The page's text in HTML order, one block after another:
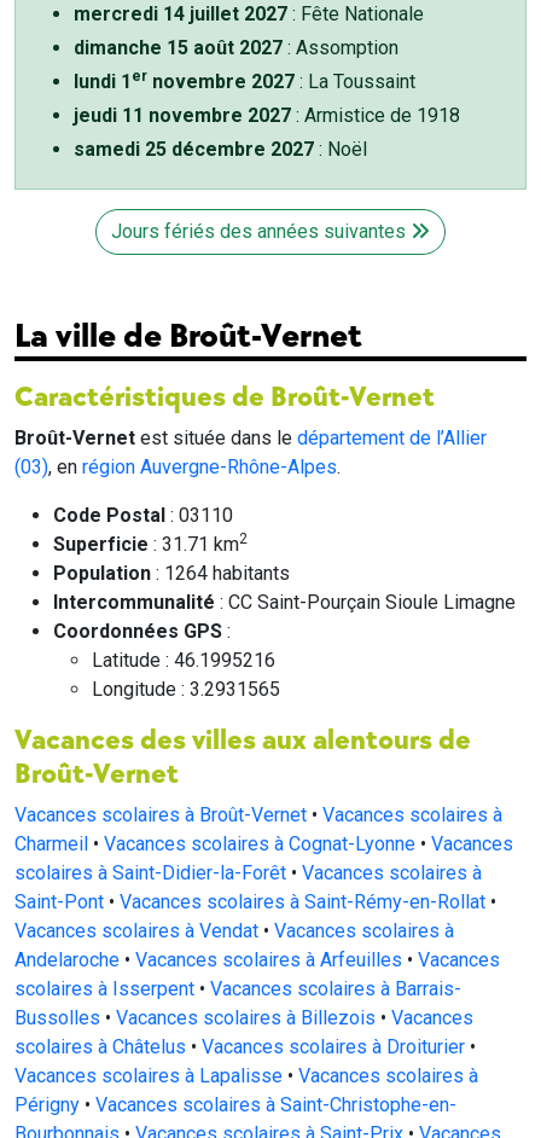
mercredi 14 juillet 2027 : Fête Nationale
dimanche 15 août 2027 : Assomption
lundi 1 er novembre 2027 : La Toussaint
jeudi 11 novembre 2027 : Armistice de 1918
samedi 25 décembre 2027 : Noël
Jours fériés des années suivantes
La ville de Broût-Vernet
Caractéristiques de Broût-Vernet
Broût-Vernet est située dans le département de l’Allier
(03), en région Auvergne-Rhône-Alpes.
Code Postal : 03110
Superficie : 31.71 km2
Population : 1264 habitants
Intercommunalité : CC Saint-Pourçain Sioule Limagne
Coordonnées GPS :
Latitude : 46.1995216
Longitude : 3.2931565
Vacances des villes aux alentours de
Broût-Vernet
Vacances scolaires à Broût-Vernet • Vacances scolaires à
Charmeil • Vacances scolaires à Cognat-Lyonne • Vacances
scolaires à Saint-Didier-la-Forêt • Vacances scolaires à
Saint-Pont • Vacances scolaires à Saint-Rémy-en-Rollat •
Vacances scolaires à Vendat • Vacances scolaires à
Andelaroche • Vacances scolaires à Arfeuilles • Vacances
scolaires à Isserpent • Vacances scolaires à Barrais-
Bussolles • Vacances scolaires à Billezois • Vacances
scolaires à Châtelus • Vacances scolaires à Droiturier •
Vacances scolaires à Lapalisse • Vacances scolaires à
Périgny • Vacances scolaires à Saint-Christophe-en-